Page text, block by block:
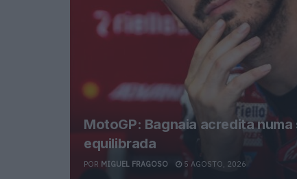
MotoGP: Bagnaia acredita
equilibrada
POR MIGUEL FRAGOSO 5 AGOSTO, 2026